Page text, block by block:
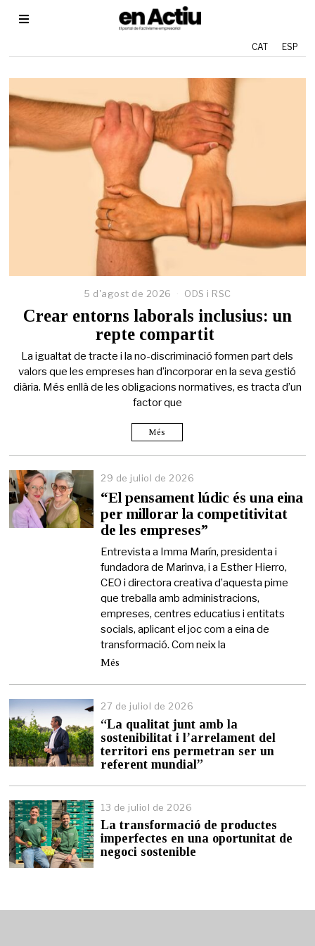
CAT ESP
5 d'agost de 2026
2
d
e
j
u
l
l
0
6
ODS i RSC
Crear entorns laborals inclusius: un
repte compartit
La igualtat de tracte i la no-discriminació formen part dels
valors que les empreses han d’incorporar en la seva gestió
diària. Més enllà de les obligacions normatives, es tracta d’un
factor que
Més
29 de juliol de 2026
“El pensament lúdic és una eina
per millorar la competitivitat
de les empreses”
Entrevista a Imma Marín, presidenta i
fundadora de Marinva, i a Esther Hierro,
CEO i directora creativa d’aquesta pime
que treballa amb administracions,
empreses, centres educatius i entitats
socials, aplicant el joc com a eina de
transformació. Com neix la
Més
27 de juliol de 2026
7
d
e
j
u
l
d
e
2
“La qualitat junt amb la
sostenibilitat i l’arrelament del
territori ens permetran ser un
referent mundial”
13 de juliol de 2026
3
d
e
j
o
La transformació de productes
imperfectes en una oportunitat de
negoci sostenible